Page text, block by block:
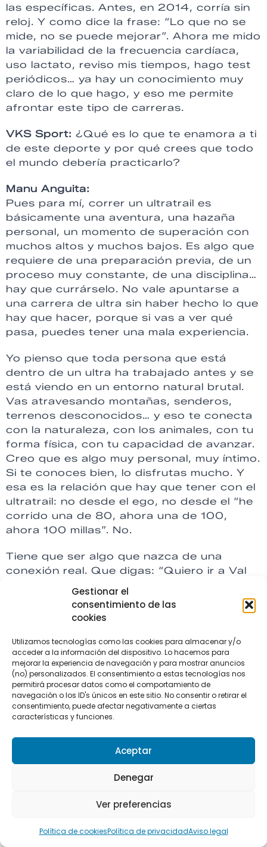
Gestionar el
consentimiento de las
cookies
Utilizamos tecnologías como las cookies para almacenar y/o
acceder a la información del dispositivo. Lo hacemos para
mejorar la experiencia de navegación y para mostrar anuncios
(no) personalizados. El consentimiento a estas tecnologías nos
permitirá procesar datos como el comportamiento de
navegación o los ID's únicos en este sitio. No consentir o retirar el
consentimiento, puede afectar negativamente a ciertas
características y funciones.
Aceptar
Denegar
Ver preferencias
Política de cookiesPolítica de privacidadAviso legal
las específicas. Antes, en 2014, corría sin
reloj. Y como dice la frase: “Lo que no se
mide, no se puede mejorar”. Ahora me mido
la variabilidad de la frecuencia cardíaca,
uso lactato, reviso mis tiempos, hago test
periódicos… ya hay un conocimiento muy
claro de lo que hago, y eso me permite
afrontar este tipo de carreras.
VKS Sport: ¿Qué es lo que te enamora a ti
de este deporte y por qué crees que todo
el mundo debería practicarlo?
Manu Anguita:
Pues para mí, correr un ultratrail es
básicamente una aventura, una hazaña
personal, un momento de superación con
muchos altos y muchos bajos. Es algo que
requiere de una preparación previa, de un
proceso muy constante, de una disciplina…
hay que currárselo. No vale apuntarse a
una carrera de ultra sin haber hecho lo que
hay que hacer, porque si vas a ver qué
pasa, puedes tener una mala experiencia.
Yo pienso que toda persona que está
dentro de un ultra ha trabajado antes y se
está viendo en un entorno natural brutal.
Vas atravesando montañas, senderos,
terrenos desconocidos… y eso te conecta
con la naturaleza, con los animales, con tu
forma física, con tu capacidad de avanzar.
Creo que es algo muy personal, muy íntimo.
Si te conoces bien, lo disfrutas mucho. Y
esa es la relación que hay que tener con el
ultratrail: no desde el ego, no desde el “he
corrido una de 80, ahora una de 100,
ahora 100 millas”. No.
Tiene que ser algo que nazca de una
conexión real. Que digas: “Quiero ir a Val
d’Aran” o “Quiero hacer UTMB 100 millas”,
pero no porque lo haga todo el mundo o
porque sea la final europea, sino porque te
ese recorrido, porque te ilusiona el
ambiente, porque van corredores que te
inspiran. Tienes que encontrar ese “por
qué”, esa razón que te empuje a hacer la
inscripción. Y cuando estés capacitado,
pues vas, sufres, aguantas y cruzas la
Y hay algo más que no puedo dejar de
disfrutando en los últimos años: no puedes
En mi caso, mi chica, Ikram, mi hermano…
ellos están en los avituallamientos, me